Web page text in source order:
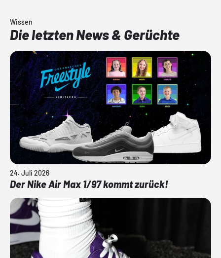
Wissen
Die letzten News & Gerüchte
24. Juli 2026
Der Nike Air Max 1/97 kommt zurück!